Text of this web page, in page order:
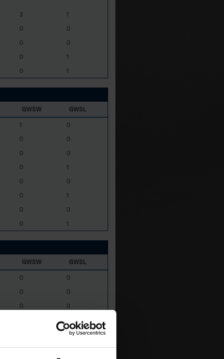
3
1
0
0
0
0
0
1
0 1
GWSW
GWSL
1
0
0
0
0
0
0
1
0
0
0
1
0
0
0 1
GWSW
GWSL
0
0
0
0
0
0
0
0
0